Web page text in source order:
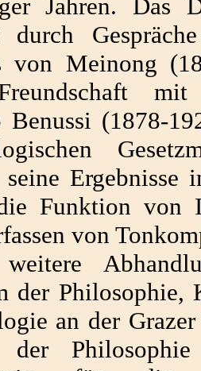
Jahren. Das
durch
von Meinong
mit
Benussi (1878-
seine
Funktion von
von
der Philosophie,
an der
der